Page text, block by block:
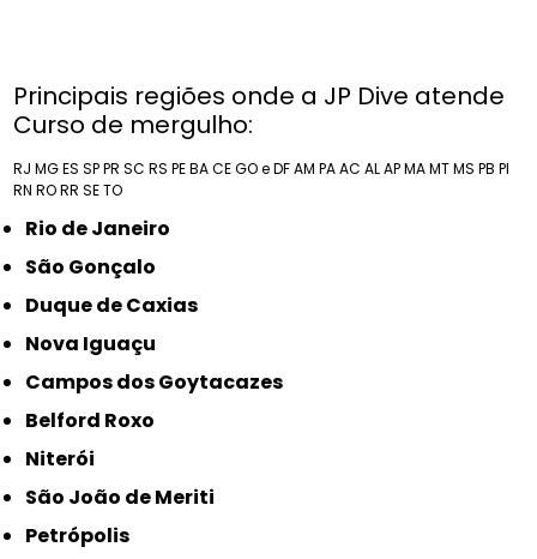
Principais regiões onde a JP Dive atende
Curso de mergulho:
RJ MGES SPPR SC RS PEBACEGO e DFAM PAAC ALAPMAMTMS PB PI
RN RORR SETO
Rio de Janeiro
São Gonçalo
Duque de Caxias
Nova Iguaçu
Campos dos Goytacazes
Belford Roxo
Niterói
São João de Meriti
Petrópolis